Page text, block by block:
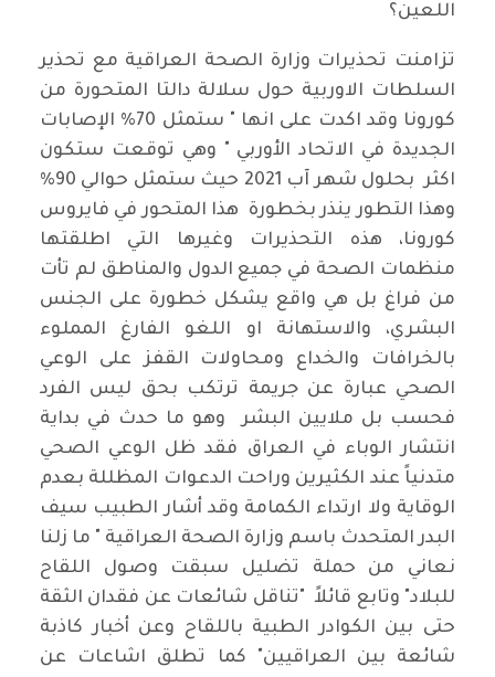
اللعين؟
تزامنت تحذيرات وزارة الصحة العراقية مع تحذير
السلطات الاوربية حول سلالة دالتا المتحورة من
كورونا وقد اكدت على انها " ستمثل 70% الإصابات
الجديدة في الاتحاد الأوربي " وهي توقعت ستكون
اكثر بحلول شهر آب 2021 حيث ستمثل حوالي 90%
وهذا التطور ينذر بخطورة هذا المتحور في فايروس
كورونا، هذه التحذيرات وغيرها التي اطلقتها
منظمات الصحة في جميع الدول والمناطق لم تأت
من فراغ بل هي واقع يشكل خطورة على الجنس
البشري، والاستهانة او اللغو الفارغ المملوء
بالخرافات والخداع ومحاولات القفز على الوعي
الصحي عبارة عن جريمة ترتكب بحق ليس الفرد
فحسب بل ملايين البشر وهو ما حدث في بداية
انتشار الوباء في العراق فقد ظل الوعي الصحي
متدنياً عند الكثيرين وراحت الدعوات المظللة بعدم
الوقاية ولا ارتداء الكمامة وقد أشار الطبيب سيف
البدر المتحدث باسم وزارة الصحة العراقية " ما زلنا
نعاني من حملة تضليل سبقت وصول اللقاح
للبلاد" وتابع قائلاً "تناقل شائعات عن فقدان الثقة
حتى بين الكوادر الطبية باللقاح وعن أخبار كاذبة
شائعة بين العراقيين" كما تطلق اشاعات عن